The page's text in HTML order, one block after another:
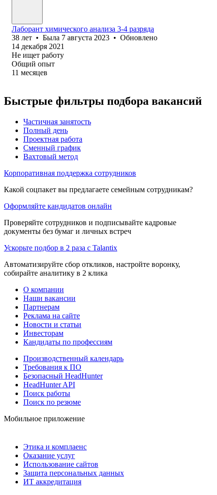
Лаборант химического анализа 3-4 разряда
38 лет • Была 7 августа 2023 • Обновлено
14 декабря 2021
Не ищет работу
Общий опыт
11 месяцев
Быстрые фильтры подбора вакансий
Частичная занятость
Полный день
Проектная работа
Сменный график
Вахтовый метод
Корпоративная поддержка сотрудников
Какой соцпакет вы предлагаете семейным сотрудникам?
Оформляйте кандидатов онлайн
Проверяйте сотрудников и подписывайте кадровые
документы без бумаг и личных встреч
Ускорьте подбор в 2 раза с Talantix
Автоматизируйте сбор откликов, настройте воронку,
собирайте аналитику в 2 клика
О компании
Наши вакансии
Партнерам
Реклама на сайте
Новости и статьи
Инвесторам
Кандидаты по профессиям
Производственный календарь
Требования к ПО
Безопасный HeadHunter
HeadHunter API
Поиск работы
Поиск по резюме
Мобильное приложение
Этика и комплаенс
Оказание услуг
Использование сайтов
Защита персональных данных
ИТ аккредитация